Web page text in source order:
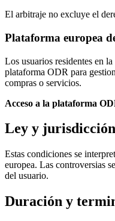
El arbitraje no excluye el
Plataforma europea
Los usuarios residentes en
plataforma ODR para
compras o servicios.
Acceso a la plataforma
Ley y
Estas condiciones se
europea. Las controversias
del usuario.
Duración y